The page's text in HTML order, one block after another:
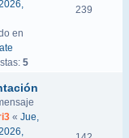
en
5
239
« Jue,